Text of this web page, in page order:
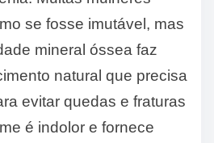
se fosse imutável, mas
mineral óssea faz
natural que precisa
evitar quedas e fraturas
é indolor e fornece